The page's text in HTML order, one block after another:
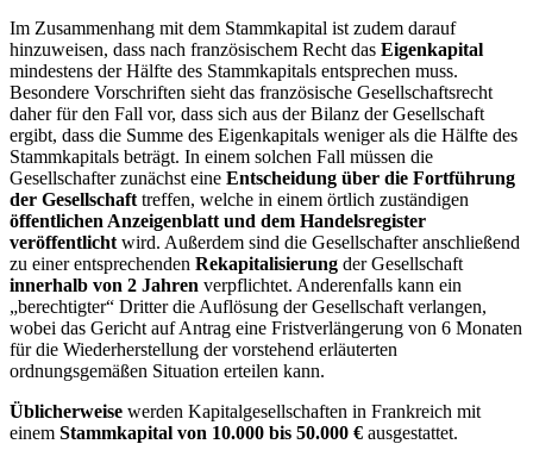
Im Zusammenhang mit dem Stammkapital ist zudem darauf
hinzuweisen, dass nach französischem Recht das Eigenkapital
mindestens der Hälfte des Stammkapitals entsprechen muss.
Besondere Vorschriften sieht das französische Gesellschaftsrecht
daher für den Fall vor, dass sich aus der Bilanz der Gesellschaft
ergibt, dass die Summe des Eigenkapitals weniger als die Hälfte des
Stammkapitals beträgt. In einem solchen Fall müssen die
Gesellschafter zunächst eine Entscheidung über die Fortführung
der Gesellschaft treffen, welche in einem örtlich zuständigen
öffentlichen Anzeigenblatt und dem Handelsregister
veröffentlicht wird. Außerdem sind die Gesellschafter anschließend
zu einer entsprechenden Rekapitalisierung der Gesellschaft
innerhalb von 2 Jahren verpflichtet. Anderenfalls kann ein
„berechtigter“ Dritter die Auflösung der Gesellschaft verlangen,
wobei das Gericht auf Antrag eine Fristverlängerung von 6 Monaten
für die Wiederherstellung der vorstehend erläuterten
ordnungsgemäßen Situation erteilen kann.
Üblicherweise werden Kapitalgesellschaften in Frankreich mit
einem Stammkapital von 10.000 bis 50.000 € ausgestattet.